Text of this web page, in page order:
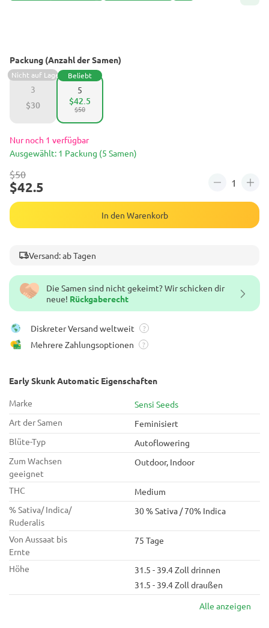
Die Samen sind nicht gekeimt? Wir schicken dir
neue! Rückgaberecht
Diskreter Versand weltweit ?
Mehrere Zahlungsoptionen ?
Early Skunk Automatic Eigenschaften
Marke
Sensi Seeds
Art der Samen
Feminisiert
Blüte-Typ
Autoflowering
Zum Wachsen
geeignet
Outdoor, Indoor
THC
Medium
% Sativa/ Indica/
Ruderalis
30 % Sativa / 70% Indica
Von Aussaat bis
Ernte
75 Tage
Höhe
31.5 - 39.4 Zoll drinnen
31.5 - 39.4 Zoll draußen
Alle anzeigen
Packung (Anzahl der Samen)
3
Nicht auf Lager
$30
5
Beliebt
$50
$42.5
Nur noch 1 verfügbar
Ausgewählt: 1 Packung (5 Samen)
$50
$42.5
In den Warenkorb
Versand: ab Tagen